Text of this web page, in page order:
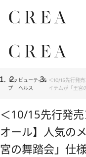
トッ
プ
ビューティ＆
ヘルス
＜10/15先行発
イテムが「王宮
＜10/15先行発
オール】人気の
宮の舞踏会」仕